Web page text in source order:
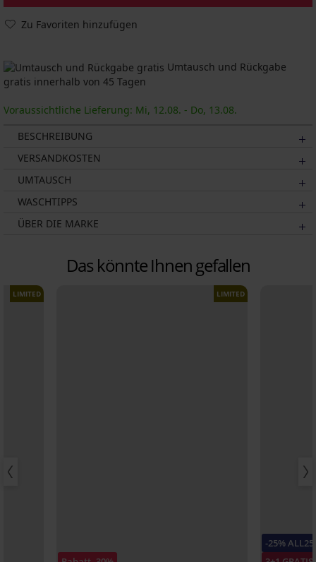
Zu Favoriten hinzufügen
Umtausch und Rückgabe
gratis innerhalb von 45 Tagen
Voraussichtliche Lieferung: Mi, 12.08. - Do, 13.08.
BESCHREIBUNG
VERSANDKOSTEN
UMTAUSCH
WASCHTIPPS
ÜBER DIE MARKE
Das könnte Ihnen gefallen
LIMITED LIMITED
-25% ALL25